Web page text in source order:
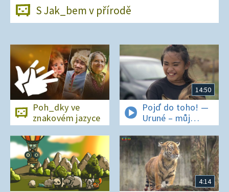
S Jak_bem v přírodě
Poh_dky ve
znakovém jazyce
14:50
Pojď do toho! —
Uruné – můj
horský koník
4:14